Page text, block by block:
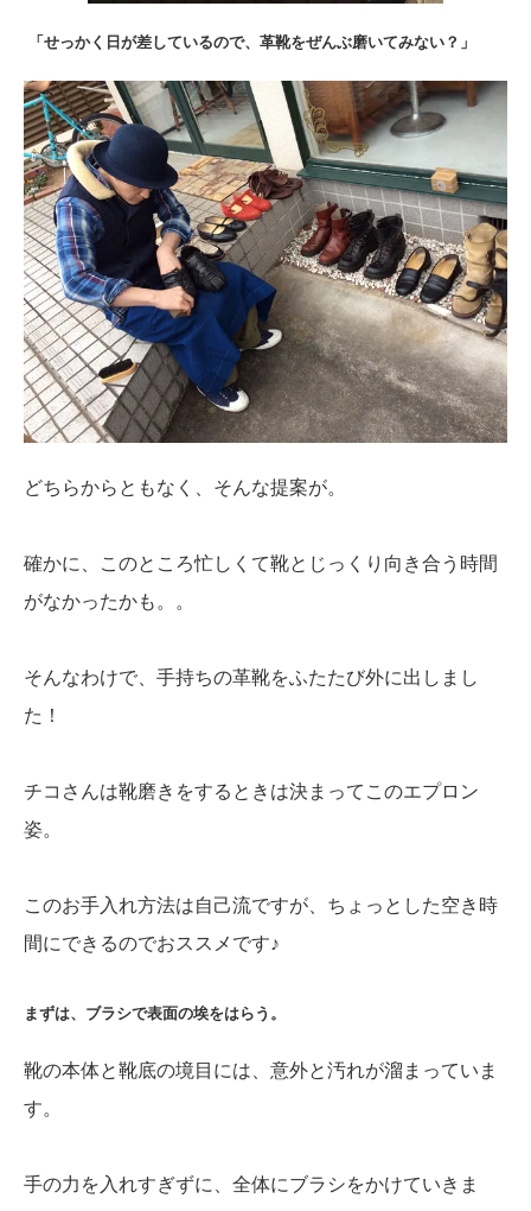
「せっかく日が差しているので、革靴をぜんぶ磨いてみない？」
どちらからともなく、そんな提案が。
確かに、このところ忙しくて靴とじっくり向き合う時間
がなかったかも。。
そんなわけで、手持ちの革靴をふたたび外に出しまし
た！
チコさんは靴磨きをするときは決まってこのエプロン
姿。
このお手入れ方法は自己流ですが、ちょっとした空き時
間にできるのでおススメです♪
まずは、ブラシで表面の埃をはらう。
靴の本体と靴底の境目には、意外と汚れが溜まっていま
す。
手の力を入れすぎずに、全体にブラシをかけていきま